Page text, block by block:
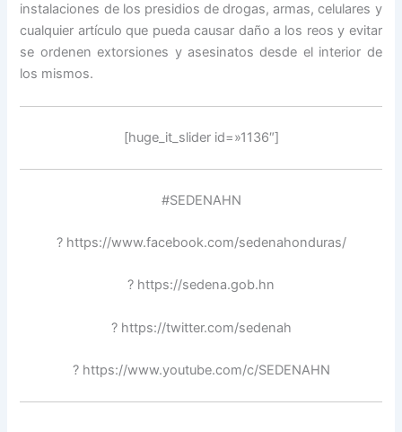
instalaciones de los presidios de drogas, armas, celulares y
cualquier artículo que pueda causar daño a los reos y evitar
se ordenen extorsiones y asesinatos desde el interior de
los mismos.
[huge_it_slider id=»1136″]
#SEDENAHN
? https://www.facebook.com/sedenahonduras/
? https://sedena.gob.hn
? https://twitter.com/sedenah
? https://www.youtube.com/c/SEDENAHN